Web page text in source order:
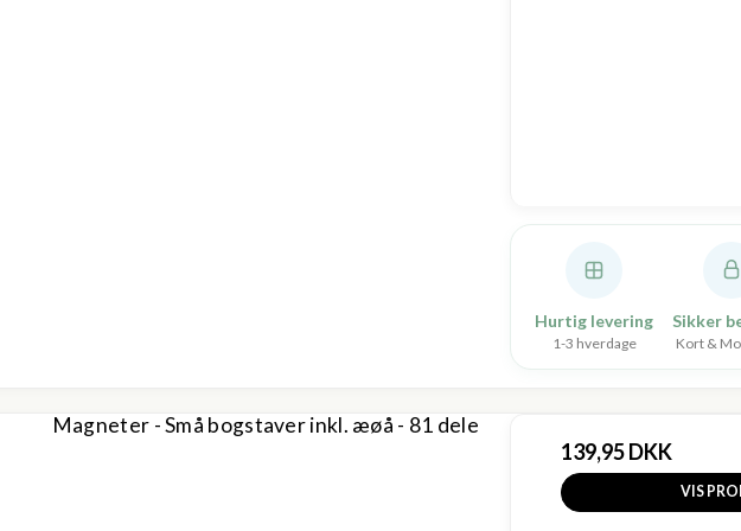
Hurtig levering
1-3 hverdage
Sikker
Kort &
Magneter - Små bogstaver inkl. æøå - 81 dele
139,95 DKK
VIS